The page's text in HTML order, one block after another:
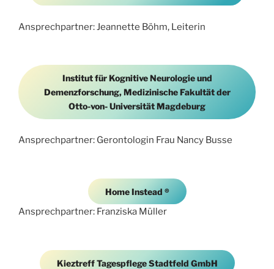
Ansprechpartner: Jeannette Böhm, Leiterin
Institut für Kognitive Neurologie und
Demenzforschung, Medizinische Fakultät der
Otto-von- Universität Magdeburg
Ansprechpartner: Gerontologin Frau Nancy Busse
Home Instead ®
Ansprechpartner: Franziska Müller
Kieztreff Tagespflege Stadtfeld GmbH